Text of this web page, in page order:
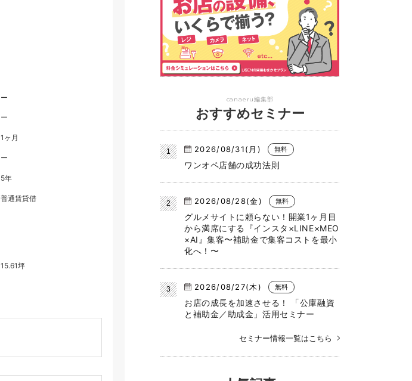
ー
ー
1ヶ月
ー
5年
普通賃貸借
15.61坪
canaeru編集部
おすすめセミナー
2026/08/31(月) 無料
ワンオペ店舗の成功法則
2026/08/28(金) 無料
グルメサイトに頼らない！開業1ヶ月目
から満席にする『インスタ×LINE×MEO
×AI』集客〜補助金で集客コストを最小
化へ！〜
2026/08/27(木) 無料
お店の成長を加速させる！ 「公庫融資
と補助金／助成金」活用セミナー
セミナー情報一覧はこちら